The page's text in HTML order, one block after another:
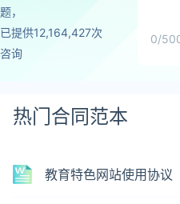
题，
已提供12,164,427次
咨询
0/
热门合同范本
教育特色网站使用协议